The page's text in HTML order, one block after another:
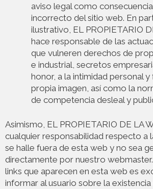
aviso legal como
incorrecto del sitio web. En
ilustrativo, EL PROPIETARIO
hace responsable de las
que vulneren derechos de
e industrial, secretos
honor, a la intimidad personal y
propia imagen, así como la
de competencia desleal y
Asimismo, EL PROPIETARIO DE LA
cualquier responsabilidad respecto a
se halle fuera de esta web y no sea
directamente por nuestro
links que aparecen en esta web es
informar al usuario sobre la